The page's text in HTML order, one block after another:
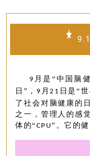
9 月是“中国脑
日”， 9 月 21 日是“
了社会对脑健康的
之一，管理人的感
体的“ CPU”。它的